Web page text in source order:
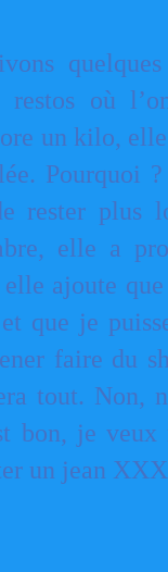
restos où
un kilo,
Pourquoi
rester plus
elle a
ajoute
que je
faire du
tout. Non,
bon, je
un jean